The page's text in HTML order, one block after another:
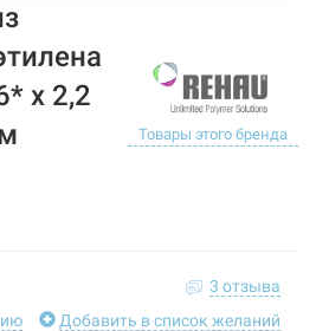
x 2,2
Товары этого бренда
3 отзыва
Добавить в список желаний